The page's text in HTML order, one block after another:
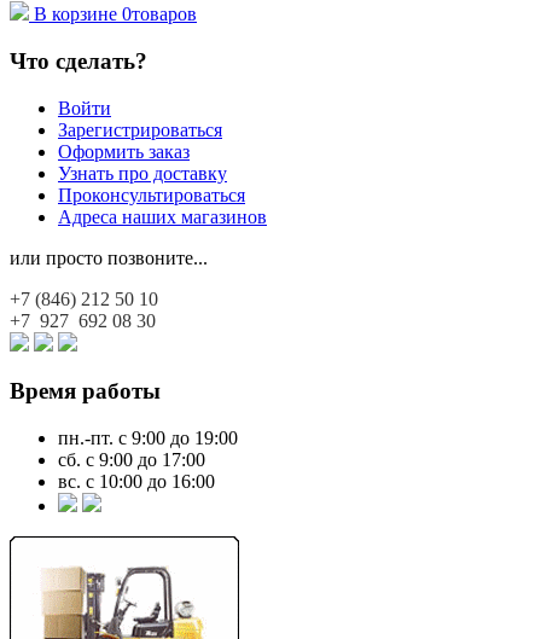
В корзине 0товаров
Что сделать?
Войти
Зарегистрироваться
Оформить заказ
Узнать про доставку
Проконсультироваться
Адреса наших магазинов
или просто позвоните...
+7 (846) 212 50 10
+7 927 692 08 30
Время работы
пн.-пт. с 9:00 до 19:00
сб. с 9:00 до 17:00
вс. с 10:00 до 16:00